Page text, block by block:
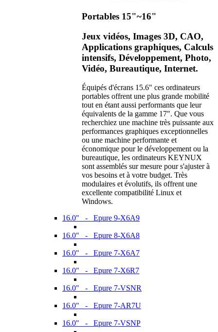
Portables 15"~16"
Jeux vidéos, Images 3D, CAO,
Applications graphiques, Calculs
intensifs, Développement, Photo,
Vidéo, Bureautique, Internet.
Équipés d'écrans 15.6" ces ordinateurs
portables offrent une plus grande mobilité
tout en étant aussi performants que leur
équivalents de la gamme 17". Que vous
recherchiez une machine très puissante aux
performances graphiques exceptionnelles
ou une machine performante et
économique pour le développement ou la
bureautique, les ordinateurs KEYNUX
sont assemblés sur mesure pour s'ajuster à
vos besoins et à votre budget. Très
modulaires et évolutifs, ils offrent une
excellente compatibilité Linux et
Windows.
16.0" - Epure 9-X6A9
16.0" - Epure 8-X6A8
16.0" - Epure 7-X6A7
16.0" - Epure 7-X6R7
16.0" - Epure 7-VSNR
16.0" - Epure 7-AR7U
16.0" - Epure 7-VSNP